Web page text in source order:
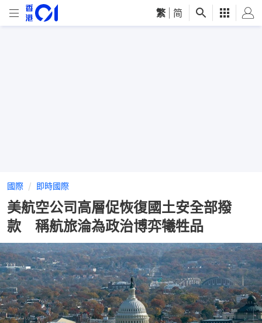
繁 简
國際 即時國際
美航空公司高層促恢復國土安全部撥
款 稱航旅淪為政治博弈犧牲品